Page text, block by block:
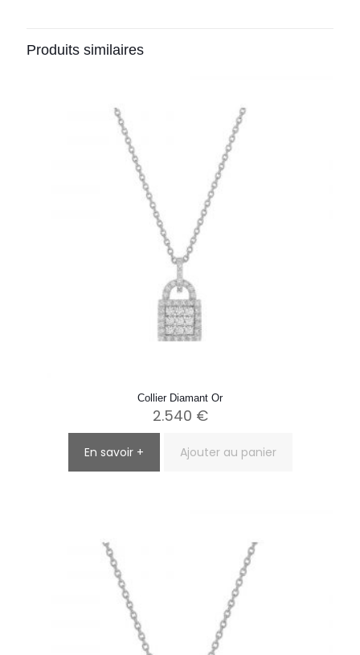
Produits similaires
Collier Diamant Or
2.540 €
En savoir + Ajouter au panier